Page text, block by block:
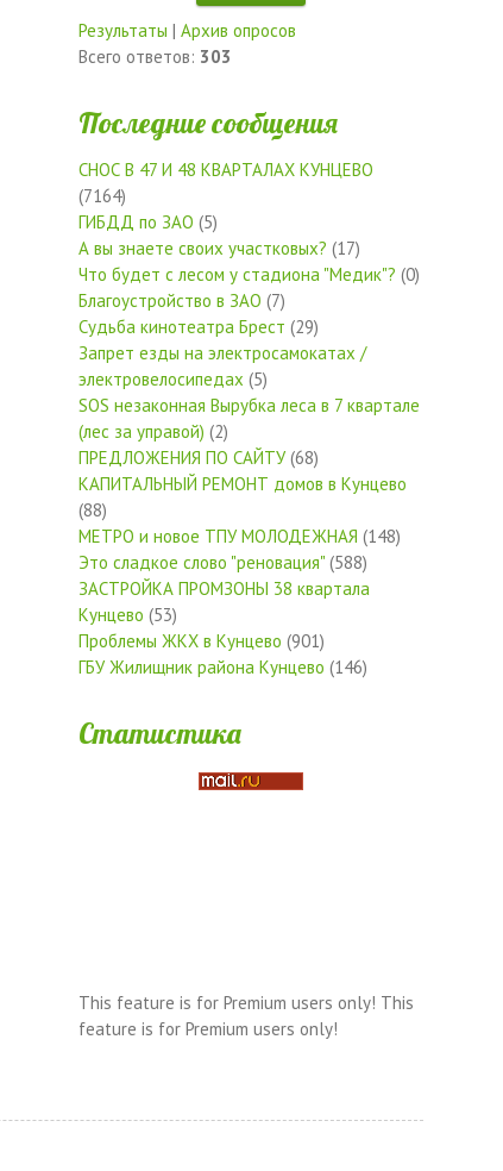
Результаты | Архив опросов
Всего ответов: 303
Последние сообщения
СНОС В 47 И 48 КВАРТАЛАХ КУНЦЕВО
(7164)
ГИБДД по ЗАО (5)
А вы знаете своих участковых? (17)
Что будет с лесом у стадиона "Медик"? (0)
Благоустройство в ЗАО (7)
Судьба кинотеатра Брест (29)
Запрет езды на электросамокатах /
электровелосипедах (5)
SOS незаконная Вырубка леса в 7 квартале
(лес за управой) (2)
ПРЕДЛОЖЕНИЯ ПО САЙТУ(68)
КАПИТАЛЬНЫЙ РЕМОНТ домов в Кунцево
(88)
МЕТРО и новое ТПУ МОЛОДЕЖНАЯ (148)
Это сладкое слово "реновация"(588)
ЗАСТРОЙКА ПРОМЗОНЫ 38 квартала
Кунцево (53)
Проблемы ЖКХ в Кунцево (901)
ГБУ Жилищник района Кунцево (146)
Статистика
This feature is for Premium users only! This
feature is for Premium users only!